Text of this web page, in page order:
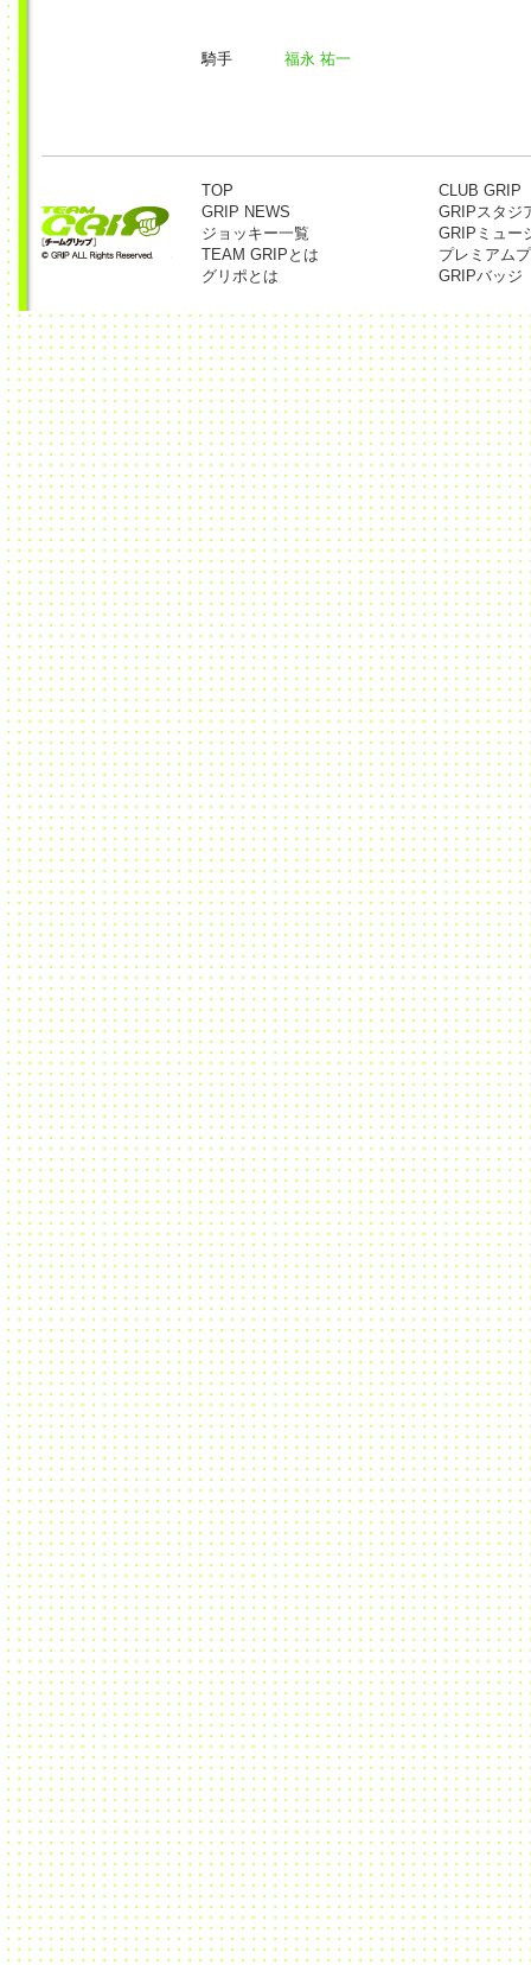
騎手 福永 祐一
TOP
GRIP NEWS
ジョッキー一覧
TEAM GRIPとは
グリポとは
CLUB GRIP
GRIPスタジ
GRIPミュー
プレミアム
GRIPバッジ